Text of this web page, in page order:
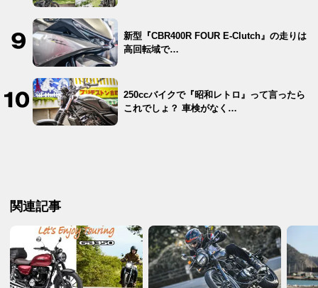
新型『CBR400R FOUR E-Clutch』の走りは
高回転域で…
250ccバイクで『昭和レトロ』って言ったら
これでしょ？ 車検がなく…
関連記事